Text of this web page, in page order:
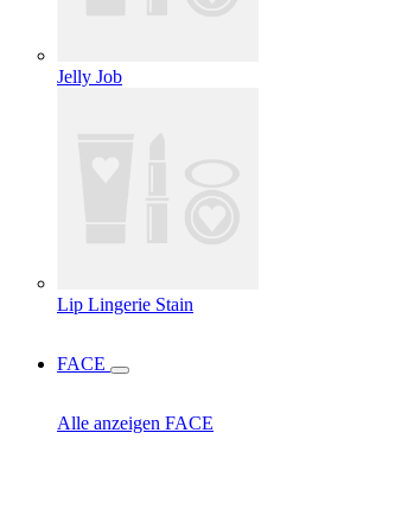
Jelly Job
Lip Lingerie Stain
FACE
Alle anzeigen FACE